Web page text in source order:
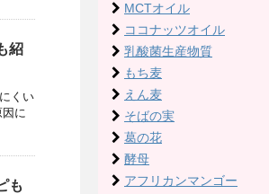
紹
くい
に
も
MCTオイル
ココナッツオイル
乳酸菌生産物質
もち麦
えん麦
そばの実
葛の花
酵母
アフリカンマンゴー